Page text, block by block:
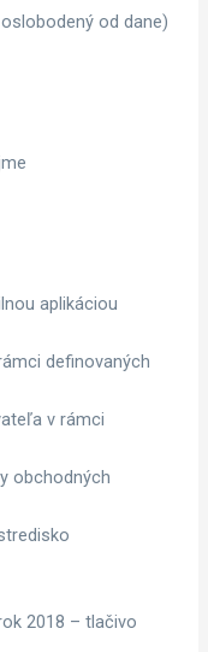
od dane)
aplikáciou
definovaných
v rámci
obchodných
2018 – tlačivo